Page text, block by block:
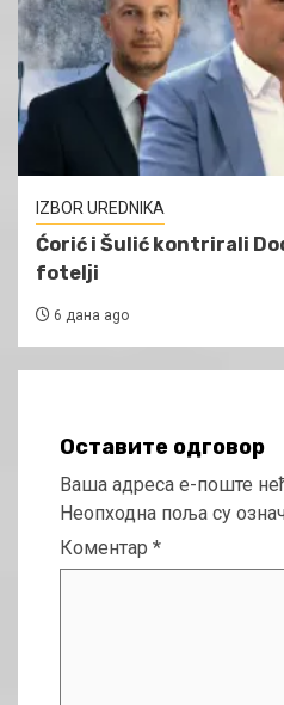
IZBOR UREDNIKA
Ćorić i Šulić kontrirali
fotelji
6 дана ago
Оставите одговор
Ваша адреса е-поште
Неопходна поља су
Коментар *